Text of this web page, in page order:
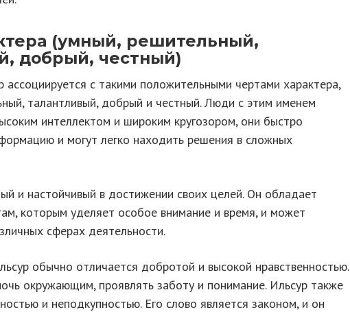
(умный, решительный,
добрый, честный)
с такими положительными чертами характера,
талантливый, добрый и честный. Люди с этим именем
интеллектом и широким кругозором, они быстро
и могут легко находить решения в сложных
и настойчивый в достижении своих целей. Он обладает
которым уделяет особое внимание и время, и может
сферах деятельности.
обычно отличается добротой и высокой нравственностью.
окружающим, проявлять заботу и понимание. Ильсур также
и неподкупностью. Его слово является законом, и он